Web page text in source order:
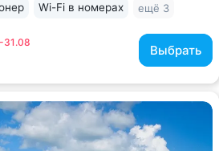
31.08
Выбрать
Wi-Fi в номерах ещё 3